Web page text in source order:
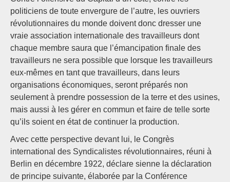
politiciens de toute envergure de l’autre, les ouvriers
révolutionnaires du monde doivent donc dresser une
vraie association internationale des travailleurs dont
chaque membre saura que l’émancipation finale des
travailleurs ne sera possible que lorsque les travailleurs
eux-mêmes en tant que travailleurs, dans leurs
organisations économiques, seront préparés non
seulement à prendre possession de la terre et des usines,
mais aussi à les gérer en commun et faire de telle sorte
qu’ils soient en état de continuer la production.
Avec cette perspective devant lui, le Congrès
international des Syndicalistes révolutionnaires, réuni à
Berlin en décembre 1922, déclare sienne la déclaration
de principe suivante, élaborée par la Conférence